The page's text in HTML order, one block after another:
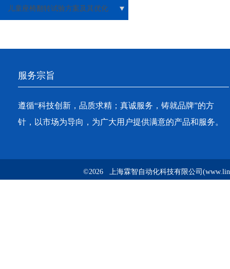
（ECE R14）解析
儿童座椅翻转试验方案及其优化
服务宗旨
遵循“科技创新，品质求精；真诚服务，铸就品牌”的方
针，以市场为导向，为广大用户提供满意的产品和服务。
©2026 上海霖智自动化科技有限公司